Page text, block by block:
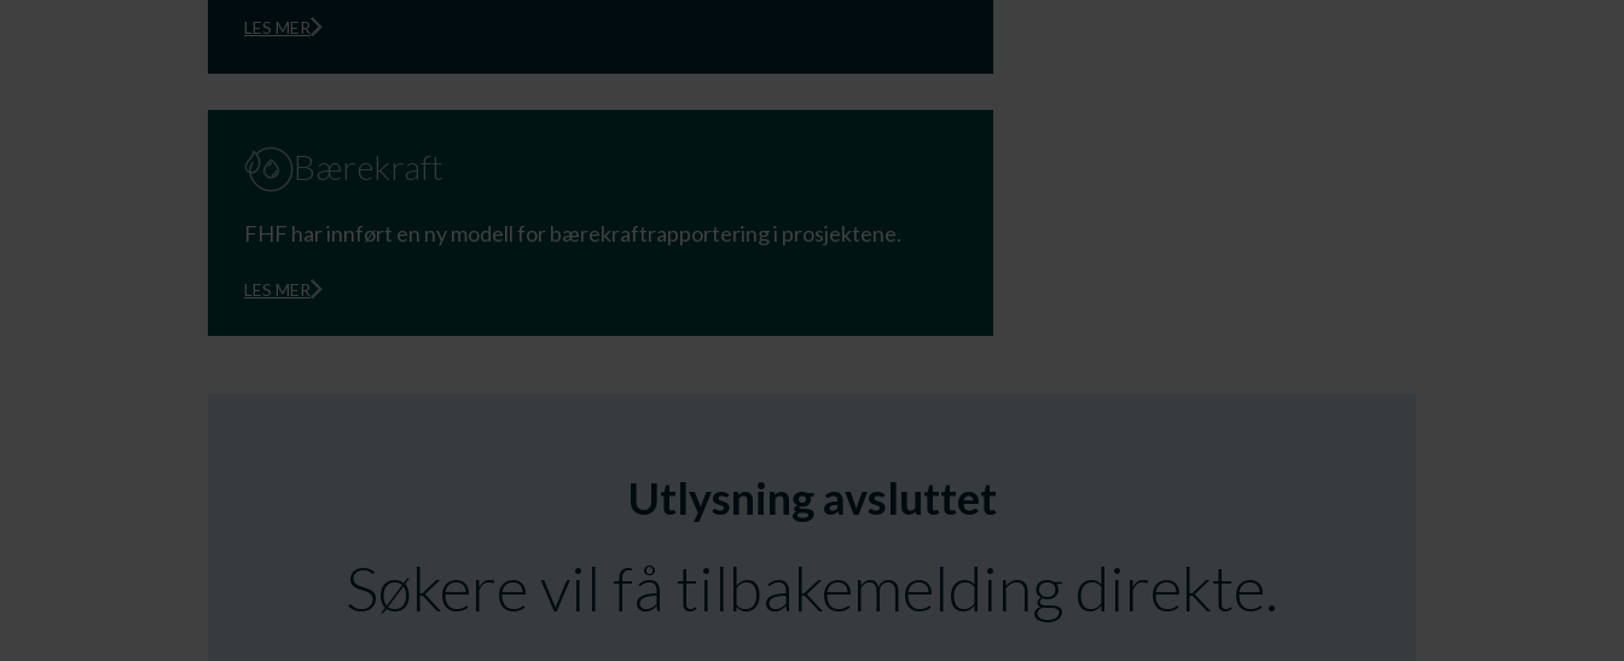
LES MER
Bærekraft
FHF har innført en ny modell for bærekraftrapportering i prosjektene.
LES MER
Utlysning avsluttet
Søkere vil få tilbakemelding direkte.